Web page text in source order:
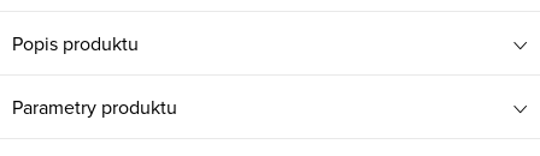
Popis produktu
Parametry produktu